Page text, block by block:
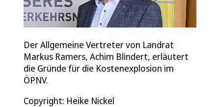
Der Allgemeine Vertreter von Landrat
Markus Ramers, Achim Blindert, erläutert
die Gründe für die Kostenexplosion im
ÖPNV.
Copyright: Heike Nickel